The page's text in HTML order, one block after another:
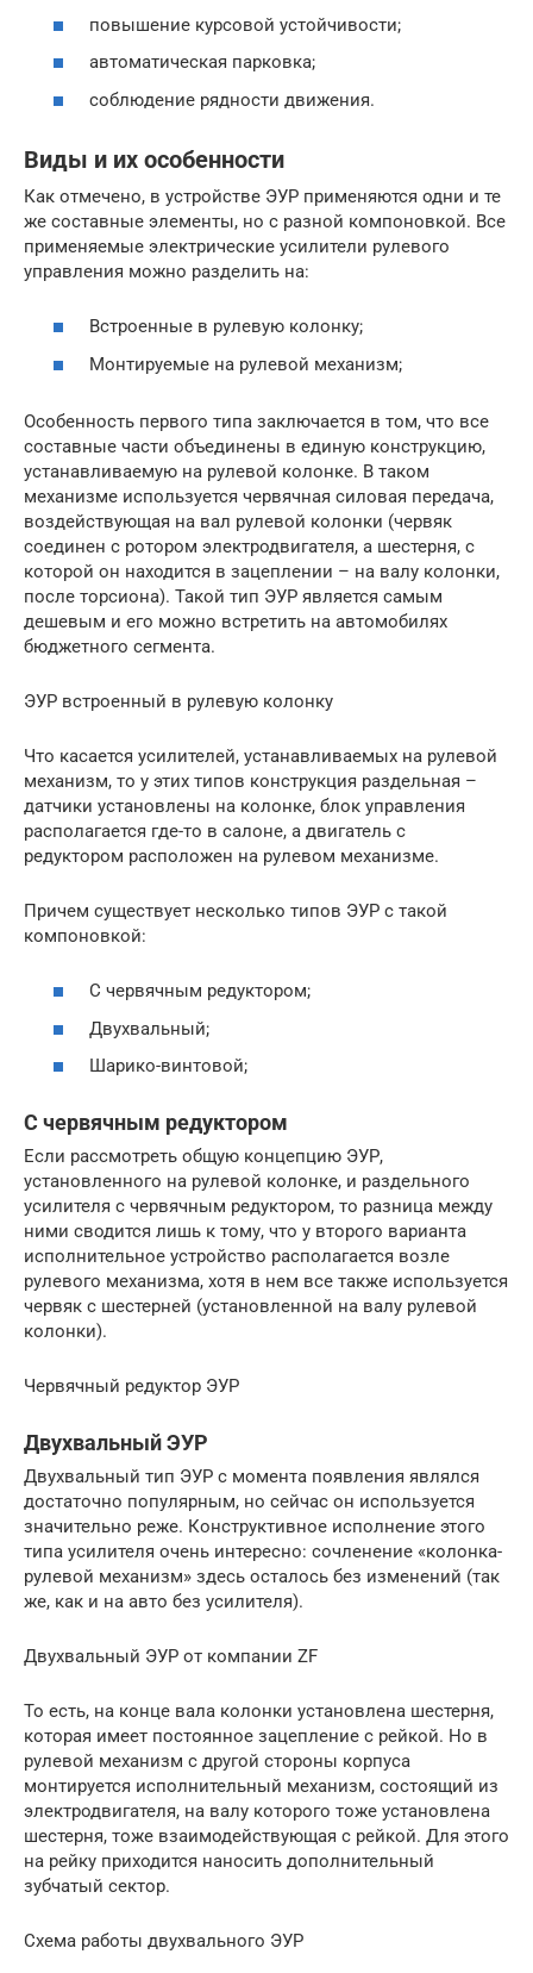
повышение курсовой устойчивости;
автоматическая парковка;
соблюдение рядности движения.
Виды и их особенности
Как отмечено, в устройстве ЭУР применяются одни и те
же составные элементы, но с разной компоновкой. Все
применяемые электрические усилители рулевого
управления можно разделить на:
Встроенные в рулевую колонку;
Монтируемые на рулевой механизм;
Особенность первого типа заключается в том, что все
составные части объединены в единую конструкцию,
устанавливаемую на рулевой колонке. В таком
механизме используется червячная силовая передача,
воздействующая на вал рулевой колонки (червяк
соединен с ротором электродвигателя, а шестерня, с
которой он находится в зацеплении – на валу колонки,
после торсиона). Такой тип ЭУР является самым
дешевым и его можно встретить на автомобилях
бюджетного сегмента.
ЭУР встроенный в рулевую колонку
Что касается усилителей, устанавливаемых на рулевой
механизм, то у этих типов конструкция раздельная –
датчики установлены на колонке, блок управления
располагается где-то в салоне, а двигатель с
редуктором расположен на рулевом механизме.
Причем существует несколько типов ЭУР с такой
компоновкой:
С червячным редуктором;
Двухвальный;
Шарико-винтовой;
С червячным редуктором
Если рассмотреть общую концепцию ЭУР,
установленного на рулевой колонке, и раздельного
усилителя с червячным редуктором, то разница между
ними сводится лишь к тому, что у второго варианта
исполнительное устройство располагается возле
рулевого механизма, хотя в нем все также используется
червяк с шестерней (установленной на валу рулевой
колонки).
Червячный редуктор ЭУР
Двухвальный ЭУР
Двухвальный тип ЭУР с момента появления являлся
достаточно популярным, но сейчас он используется
значительно реже. Конструктивное исполнение этого
типа усилителя очень интересно: сочленение «колонка-
рулевой механизм» здесь осталось без изменений (так
же, как и на авто без усилителя).
Двухвальный ЭУР от компании ZF
То есть, на конце вала колонки установлена шестерня,
которая имеет постоянное зацепление с рейкой. Но в
рулевой механизм с другой стороны корпуса
монтируется исполнительный механизм, состоящий из
электродвигателя, на валу которого тоже установлена
шестерня, тоже взаимодействующая с рейкой. Для этого
на рейку приходится наносить дополнительный
зубчатый сектор.
Схема работы двухвального ЭУР